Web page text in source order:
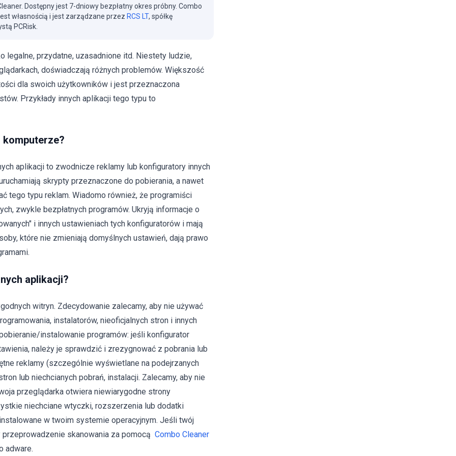
Dostępny jest 7-dniowy bezpłatny okres próbny. Combo
własnością i jest zarządzane przez RCS LT, spółkę
PCRisk.
legalne, przydatne, uzasadnione itd. Niestety ludzie,
doświadczają różnych problemów. Większość
dla swoich użytkowników i jest przeznaczona
Przykłady innych aplikacji tego typu to
komputerze?
aplikacji to zwodnicze reklamy lub konfiguratory innych
skrypty przeznaczone do pobierania, a nawet
tego typu reklam. Wiadomo również, że programiści
zwykle bezpłatnych programów. Ukryją informacje o
i innych ustawieniach tych konfiguratorów i mają
które nie zmieniają domyślnych ustawień, dają prawo
aplikacji?
witryn. Zdecydowanie zalecamy, aby nie używać
instalatorów, nieoficjalnych stron i innych
instalowanie programów: jeśli konfigurator
należy je sprawdzić i zrezygnować z pobrania lub
reklamy (szczególnie wyświetlane na podejrzanych
lub niechcianych pobrań, instalacji. Zalecamy, aby nie
przeglądarka otwiera niewiarygodne strony
niechciane wtyczki, rozszerzenia lub dodatki
w twoim systemie operacyjnym. Jeśli twój
skanowania za pomocą Combo Cleaner
adware.